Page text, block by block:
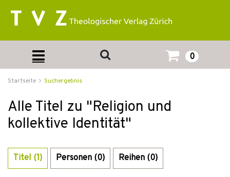
0
Startseite Suchergebnis
Alle Titel zu "Religion und
kollektive Identität"
Titel (1) Personen (0) Reihen (0)